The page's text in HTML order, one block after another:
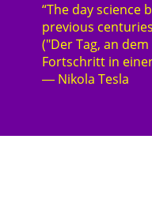
“The day
previous
("Der Tag, an
Fortschritt in
― Nikola Tesla